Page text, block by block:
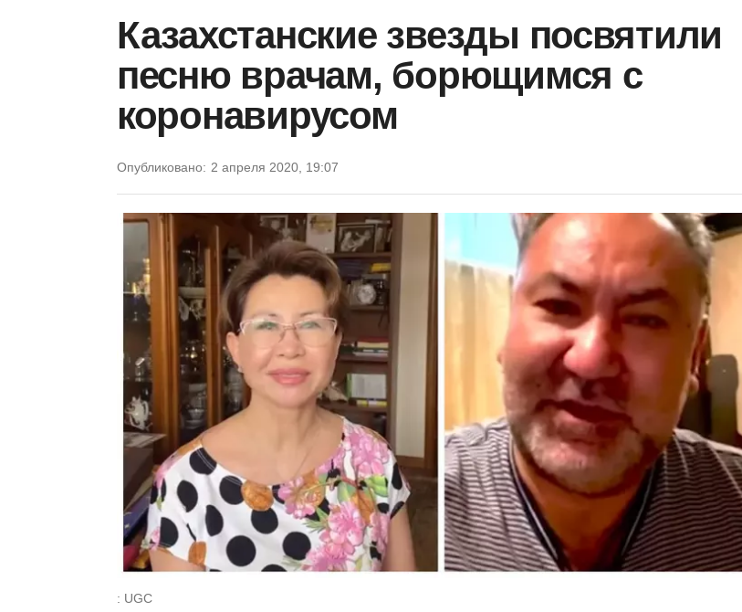
Казахстанские звезды посвятили
песню врачам, борющимся с
коронавирусом
Опубликовано: 2 апреля 2020, 19:07
: UGC